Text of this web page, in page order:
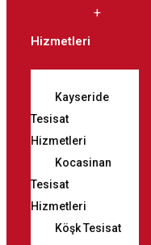
Hizmetleri
Kayseride
Tesisat
Hizmetleri
Kocasinan
Tesisat
Hizmetleri
Köşk Tesisat